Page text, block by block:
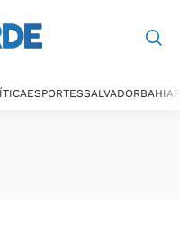
ESPORTESSALVADORBAHIA